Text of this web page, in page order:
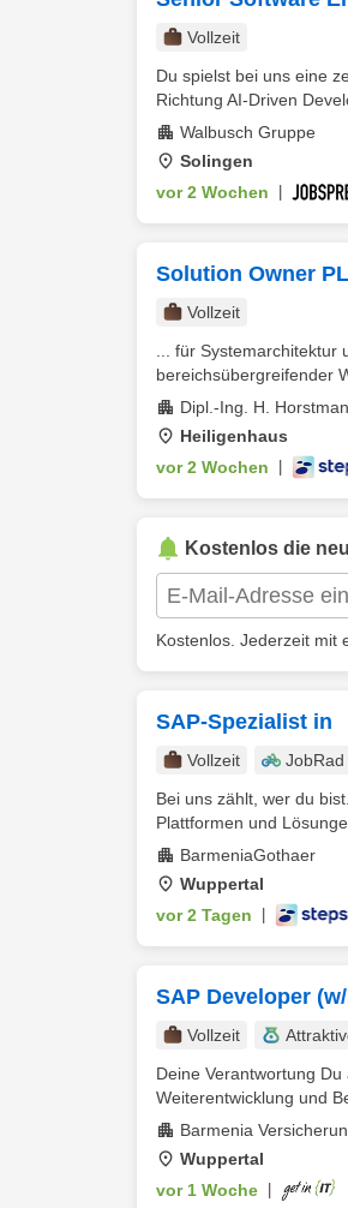
Vollzeit
Du spielst bei uns eine
Richtung AI‑Driven
Walbusch Gruppe
Solingen
vor 2 Wochen
Solution Owner
Vollzeit
... für
bereichsübergreifender
Dipl.-Ing. H.
Heiligenhaus
vor 2 Wochen
Kostenlos die
Kostenlos. Jederzeit mit
SAP-Spezialist in
Vollzeit JobRad
Bei uns zählt, wer du
Plattformen und
BarmeniaGothaer
Wuppertal
vor 2 Tagen
SAP Developer
Vollzeit
Deine Verantwortung
Weiterentwicklung und
Barmenia
Wuppertal
vor 1 Woche